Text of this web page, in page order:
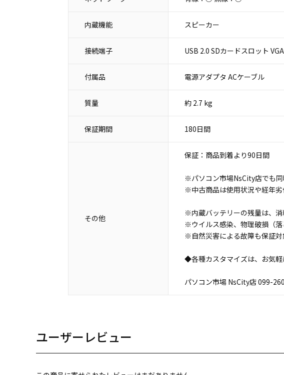
内蔵機能 スピーカー
接続端子 USB 2.0 SDカードスロット
付属品 電源アダプタ ACケーブル
質量 約 2.7 kg
保証期間 180日間
その他
保証：商品到着より90日間
※パソコン市場NsCity店でも同
※中古商品は使用状況や経年劣
※内蔵バッテリーの残量は、消
※ウイルス感染、物理破損（落
※自然災害による故障も保証対
◆各種カスタマイズは、お気
パソコン市場 NsCity店 099-
ユーザーレビュー